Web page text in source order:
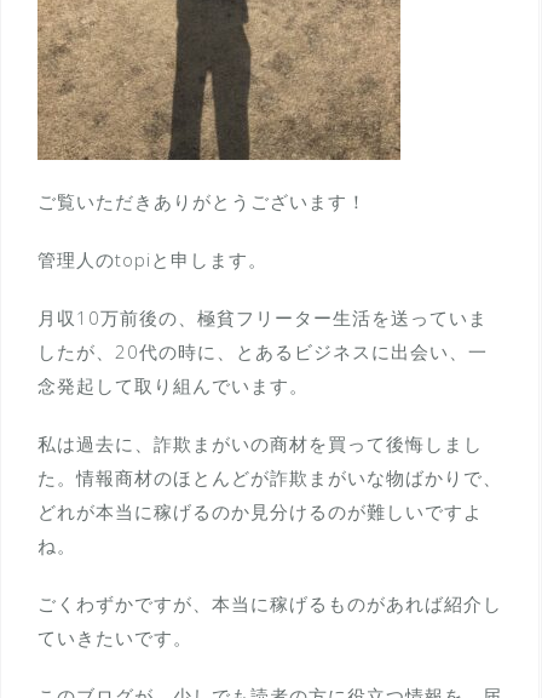
ご覧いただきありがとうございます！
管理人のtopiと申します。
月収10万前後の、極貧フリーター生活を送っていま
したが、20代の時に、とあるビジネスに出会い、一
念発起して取り組んでいます。
私は過去に、詐欺まがいの商材を買って後悔しまし
た。情報商材のほとんどが詐欺まがいな物ばかりで、
どれが本当に稼げるのか見分けるのが難しいですよ
ね。
ごくわずかですが、本当に稼げるものがあれば紹介し
ていきたいです。